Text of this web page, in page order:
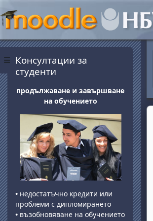
Pannello laterale
Blocchi
Консултации за
студенти
продължаване и завършване
на обучението
• недостатъчно кредити или
проблеми с дипломирането
• възобновяване на обучението